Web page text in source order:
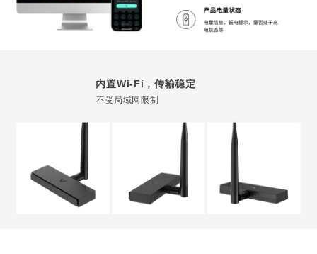
内置Wi-Fi，传输稳定
不受局域网限制